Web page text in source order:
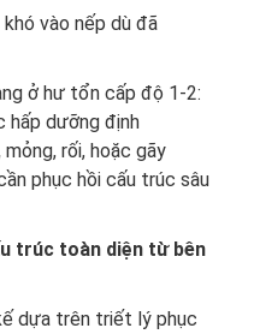
vào nếp dù đã
ở hư tổn cấp độ 1-2:
hấp dưỡng định
rối, hoặc gãy
phục hồi cấu trúc sâu
trúc toàn diện từ bên
dựa trên triết lý phục